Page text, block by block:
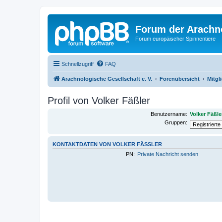
Forum der
Forum europäischer Spinnentiere
Schnellzugriff FAQ
Arachnologische Gesellschaft e. V. Forenübersicht
Profil von Volker Fäßler
Benutzername: Volker
Gruppen:
KONTAKTDATEN VON VOLKER FÄSSLER
PN: Private Nachricht senden